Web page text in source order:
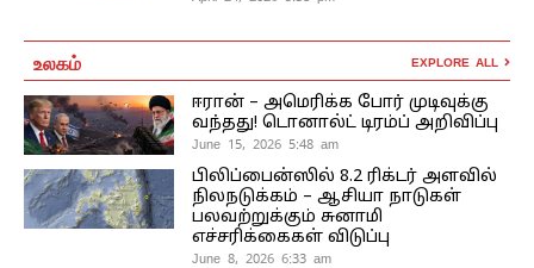
உலகம் EXPLORE ALL
ஈரான் – அமெரிக்க போர் முடிவுக்கு
வந்தது! டொனால்ட் டிரம்ப் அறிவிப்பு
June 15, 2026 5:48 am
பிலிப்பைன்ஸில் 8.2 ரிக்டர் அளவில்
நிலநடுக்கம் – ஆசியா நாடுகள்
பலவற்றுக்கும் சுனாமி
எச்சரிக்கைகள் விடுப்பு
June 8, 2026 6:33 am